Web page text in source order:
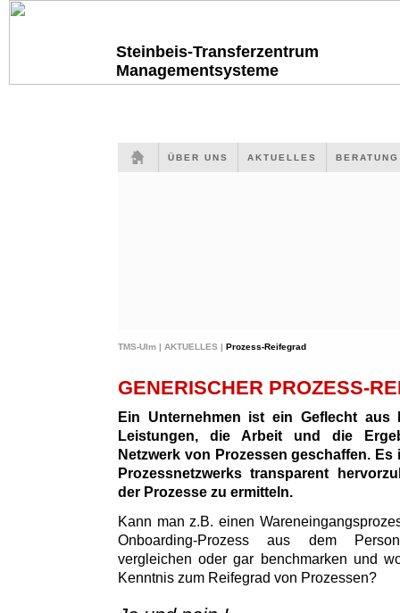
Steinbeis-Transferzentrum
Managementsysteme
ÜBER UNS AKTUELLES
TMS-Ulm | AKTUELLES | Prozess-Reifegrad
GENERISCHER PROZESS-
Ein Unternehmen ist ein Geflecht aus
Leistungen, die Arbeit und die
Netzwerk von Prozessen geschaffen.
Prozessnetzwerks transparent
der Prozesse zu ermitteln.
Kann man z.B. einen
Onboarding-Prozess aus dem
vergleichen oder gar benchmarken und
Kenntnis zum Reifegrad von Prozessen?